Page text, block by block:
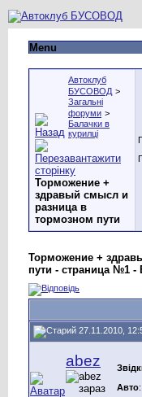
Menu
Автоклуб
БУСОВОД >
Загальні
форуми >
Балачки в
курилці
Торможение +
здравый смысл и
разница в
тормозном пути
Торможение +
пути - страница №1 -
27.11.2010,
abez
Авто